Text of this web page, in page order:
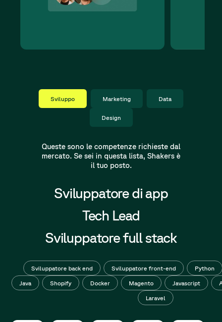
Sviluppo Marketing Data
Design
Queste sono le competenze richieste dal
mercato. Se sei in questa lista, Shakers è
il tuo posto.
Sviluppatore di app
Tech Lead
Sviluppatore full stack
Sviluppatore back end Sviluppatore front-end Python
Java Shopify Docker Magento Javascript
Laravel